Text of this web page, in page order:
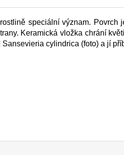
speciální význam.
Keramická vložka chrání
Sansevieria cylindrica (foto) a jí